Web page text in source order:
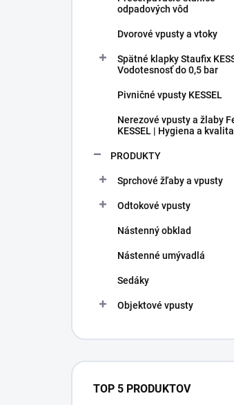
odpadových vôd
Dvorové vpusty a vtoky
Spätné klapky Staufix
Vodotesnosť do 0,5 bar
Pivničné vpusty KESSEL
Nerezové vpusty a žlaby
KESSEL | Hygiena a kvalita
PRODUKTY
Sprchové žľaby a vpusty
Odtokové vpusty
Nástenný obklad
Nástenné umývadlá
Sedáky
Objektové vpusty
TOP 5 PRODUKTOV